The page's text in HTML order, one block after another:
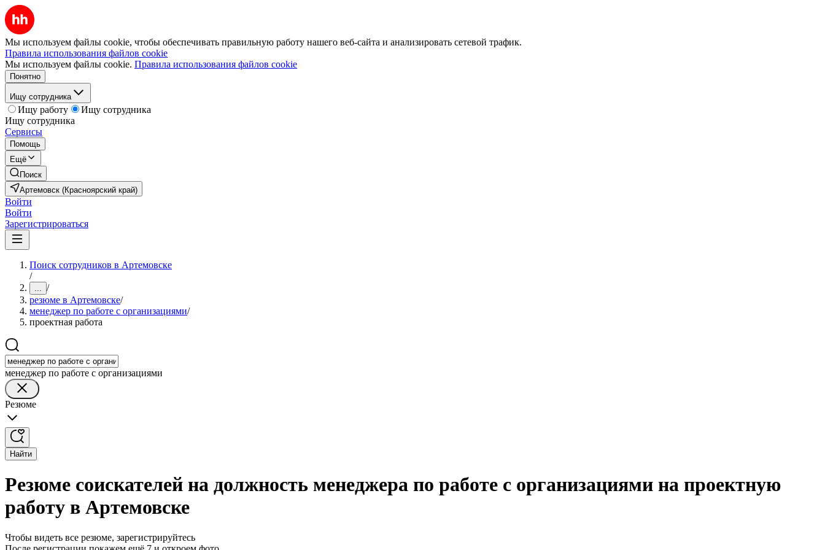
Мы используем файлы cookie, чтобы обеспечивать правильную работу нашего веб-сайта и анализировать сетевой трафик.
Правила использования файлов cookie
Мы используем файлы cookie. Правила использования файлов cookie
Понятно
Ищу сотрудника
Ищу работу
Ищу сотрудника
Ищу сотрудника
Сервисы
Помощь
Ещё
Поиск
Артемовск (Красноярский край)
Войти
Войти
Зарегистрироваться
Поиск сотрудников в Артемовске
/
... /
резюме в Артемовске/
менеджер по работе с организациями/
проектная работа
менеджер по работе с организациями
Резюме
Найти
Резюме соискателей на должность менеджера по работе с организациями на проектную
работу в Артемовске
Чтобы видеть все резюме, зарегистрируйтесь